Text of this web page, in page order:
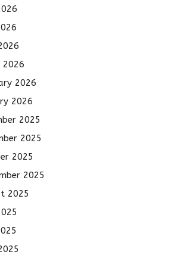
2026
2026
2026
2025
2025
2025
2025
2025